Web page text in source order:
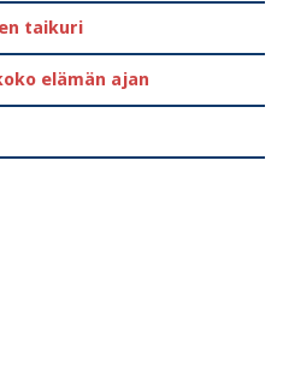
taikuri
elämän ajan